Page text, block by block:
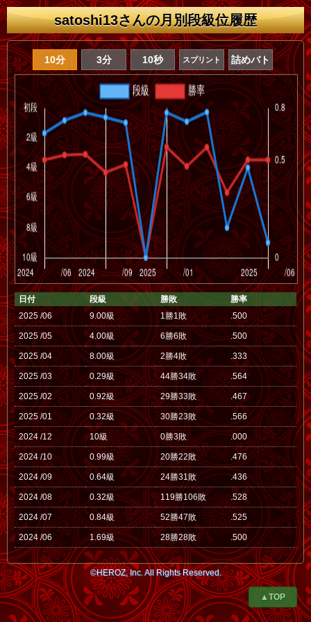
satoshi13さんの月別段級位履歴
10分 3分 10秒 スプリント 詰めバト
日付 段級 勝敗
勝率
2025 /06
9.00級 1勝1敗 .500
2025 /05 4.00級 6勝6敗 .500
2025 /04 8.00級 2勝4敗 .333
2025 /03 0.29級 44勝34敗 .564
2025 /02 0.92級 29勝33敗 .467
2025 /01 0.32級 30勝23敗 .566
2024 /12 10級 0勝3敗 .000
2024 /10 0.99級 20勝22敗 .476
2024 /09 0.64級 24勝31敗 .436
2024 /08 0.32級 119勝106敗 .528
2024 /07 0.84級 52勝47敗 .525
2024 /06 1.69級 28勝28敗 .500
©HEROZ, Inc. All Rights Reserved.
▲TOP